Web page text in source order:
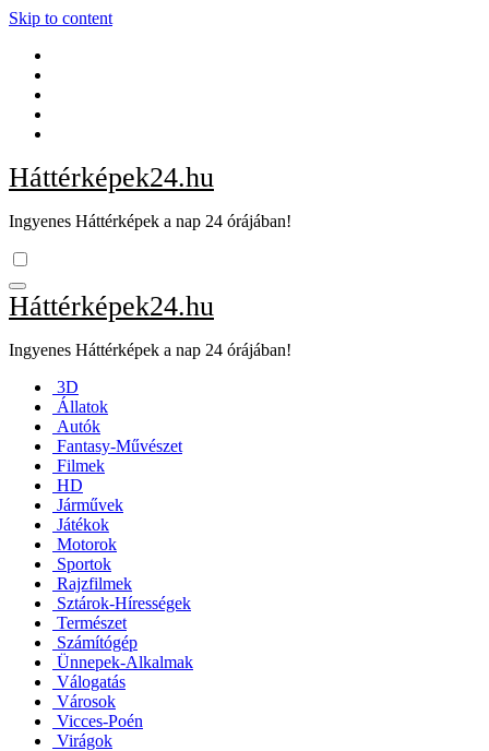
Skip to content
Háttérképek24.hu
Ingyenes Háttérképek a nap 24 órájában!
Háttérképek24.hu
Ingyenes Háttérképek a nap 24 órájában!
3D
Állatok
Autók
Fantasy-Művészet
Filmek
HD
Járművek
Játékok
Motorok
Sportok
Rajzfilmek
Sztárok-Hírességek
Természet
Számítógép
Ünnepek-Alkalmak
Válogatás
Városok
Vicces-Poén
Virágok